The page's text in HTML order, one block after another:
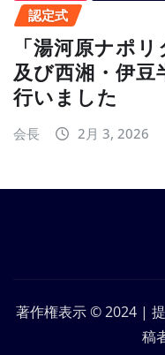
認定式
「湯河原ナポ
及び西湘・伊
行いました
会長 2月 3, 2026
著作権表示 © 2024 |
稿